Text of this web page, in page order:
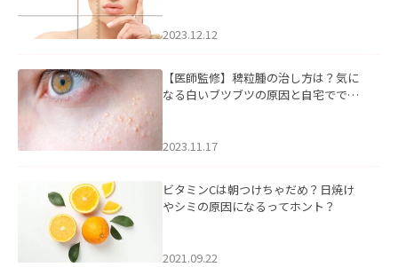
2023.12.12
【医師監修】稗粒腫の治し方は？気に
なる白いブツブツの原因と自宅ででき
2023.11.17
ビタミンCは朝つけちゃだめ？日焼け
やシミの原因になるってホント？
2021.09.22